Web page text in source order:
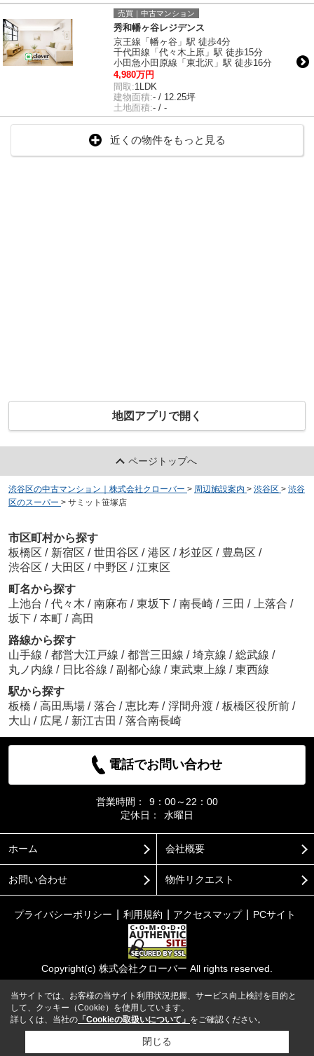
売買｜中古マンション
秀和幡ヶ谷レジデンス
京王線「幡ヶ谷」駅 徒歩4分
千代田線「代々木上原」駅 徒歩15分
小田急小田原線「東北沢」駅 徒歩16分
4,980万円
間取:1LDK
建物面積:- / 12.25坪
土地面積:- / -
近くの物件をもっと見る
地図アプリで開く
ページトップへ
渋谷区の中古マンション｜株式会社クローバー > 周辺施設案内 > 渋谷区 > 渋谷
区のスーパー > サミット笹塚店
市区町村から探す
板橋区 / 新宿区 / 世田谷区 / 港区 / 杉並区 / 豊島区 /
渋谷区 / 大田区 / 中野区 / 江東区
町名から探す
上池台 / 代々木 / 南麻布 / 東坂下 / 南長崎 / 三田 / 上落合 /
坂下 / 本町 / 高田
路線から探す
山手線 / 都営大江戸線 / 都営三田線 / 埼京線 / 総武線 /
丸ノ内線 / 日比谷線 / 副都心線 / 東武東上線 / 東西線
駅から探す
板橋 / 高田馬場 / 落合 / 恵比寿 / 浮間舟渡 / 板橋区役所前 /
大山 / 広尾 / 新江古田 / 落合南長崎
電話でお問い合わせ
営業時間：
9：00～22：00
定休日：
水曜日
ホーム 会社概要
お問い合わせ 物件リクエスト
プライバシーポリシー 利用規約 アクセスマップ PCサイト
Copyright(c) 株式会社クローバー All rights reserved.
当サイトでは、お客様の当サイト利用状況把握、サービス向上検討を目的と
して、クッキー（Cookie）を使用しています。
詳しくは、当社の 「Cookieの取扱いについて」 をご確認ください。
閉じる